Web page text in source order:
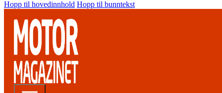
Hopp til hovedinnhold Hopp til bunntekst